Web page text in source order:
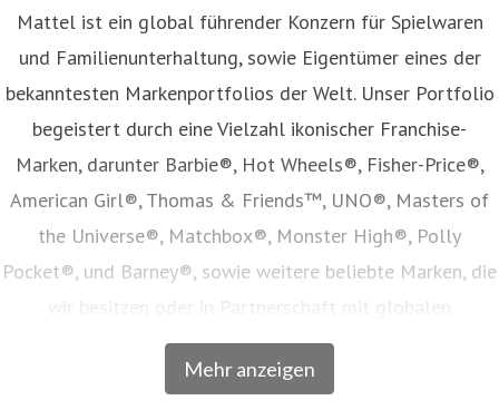
Mehr anzeigen
Mattel ist ein global führender Konzern für Spielwaren
und Familienunterhaltung, sowie Eigentümer eines der
bekanntesten Markenportfolios der Welt. Unser Portfolio
begeistert durch eine Vielzahl ikonischer Franchise-
Marken, darunter Barbie®, Hot Wheels®, Fisher-Price®,
American Girl®, Thomas & Friends™, UNO®, Masters of
the Universe®, Matchbox®, Monster High®, Polly
Pocket®, und Barney®, sowie weitere beliebte Marken, die
wir besitzen oder in Partnerschaft mit globalen
Unterhaltungsunternehmen lizenzieren. Unser Angebot
umfasst Spielwaren, Film- und Fernsehinhalte,